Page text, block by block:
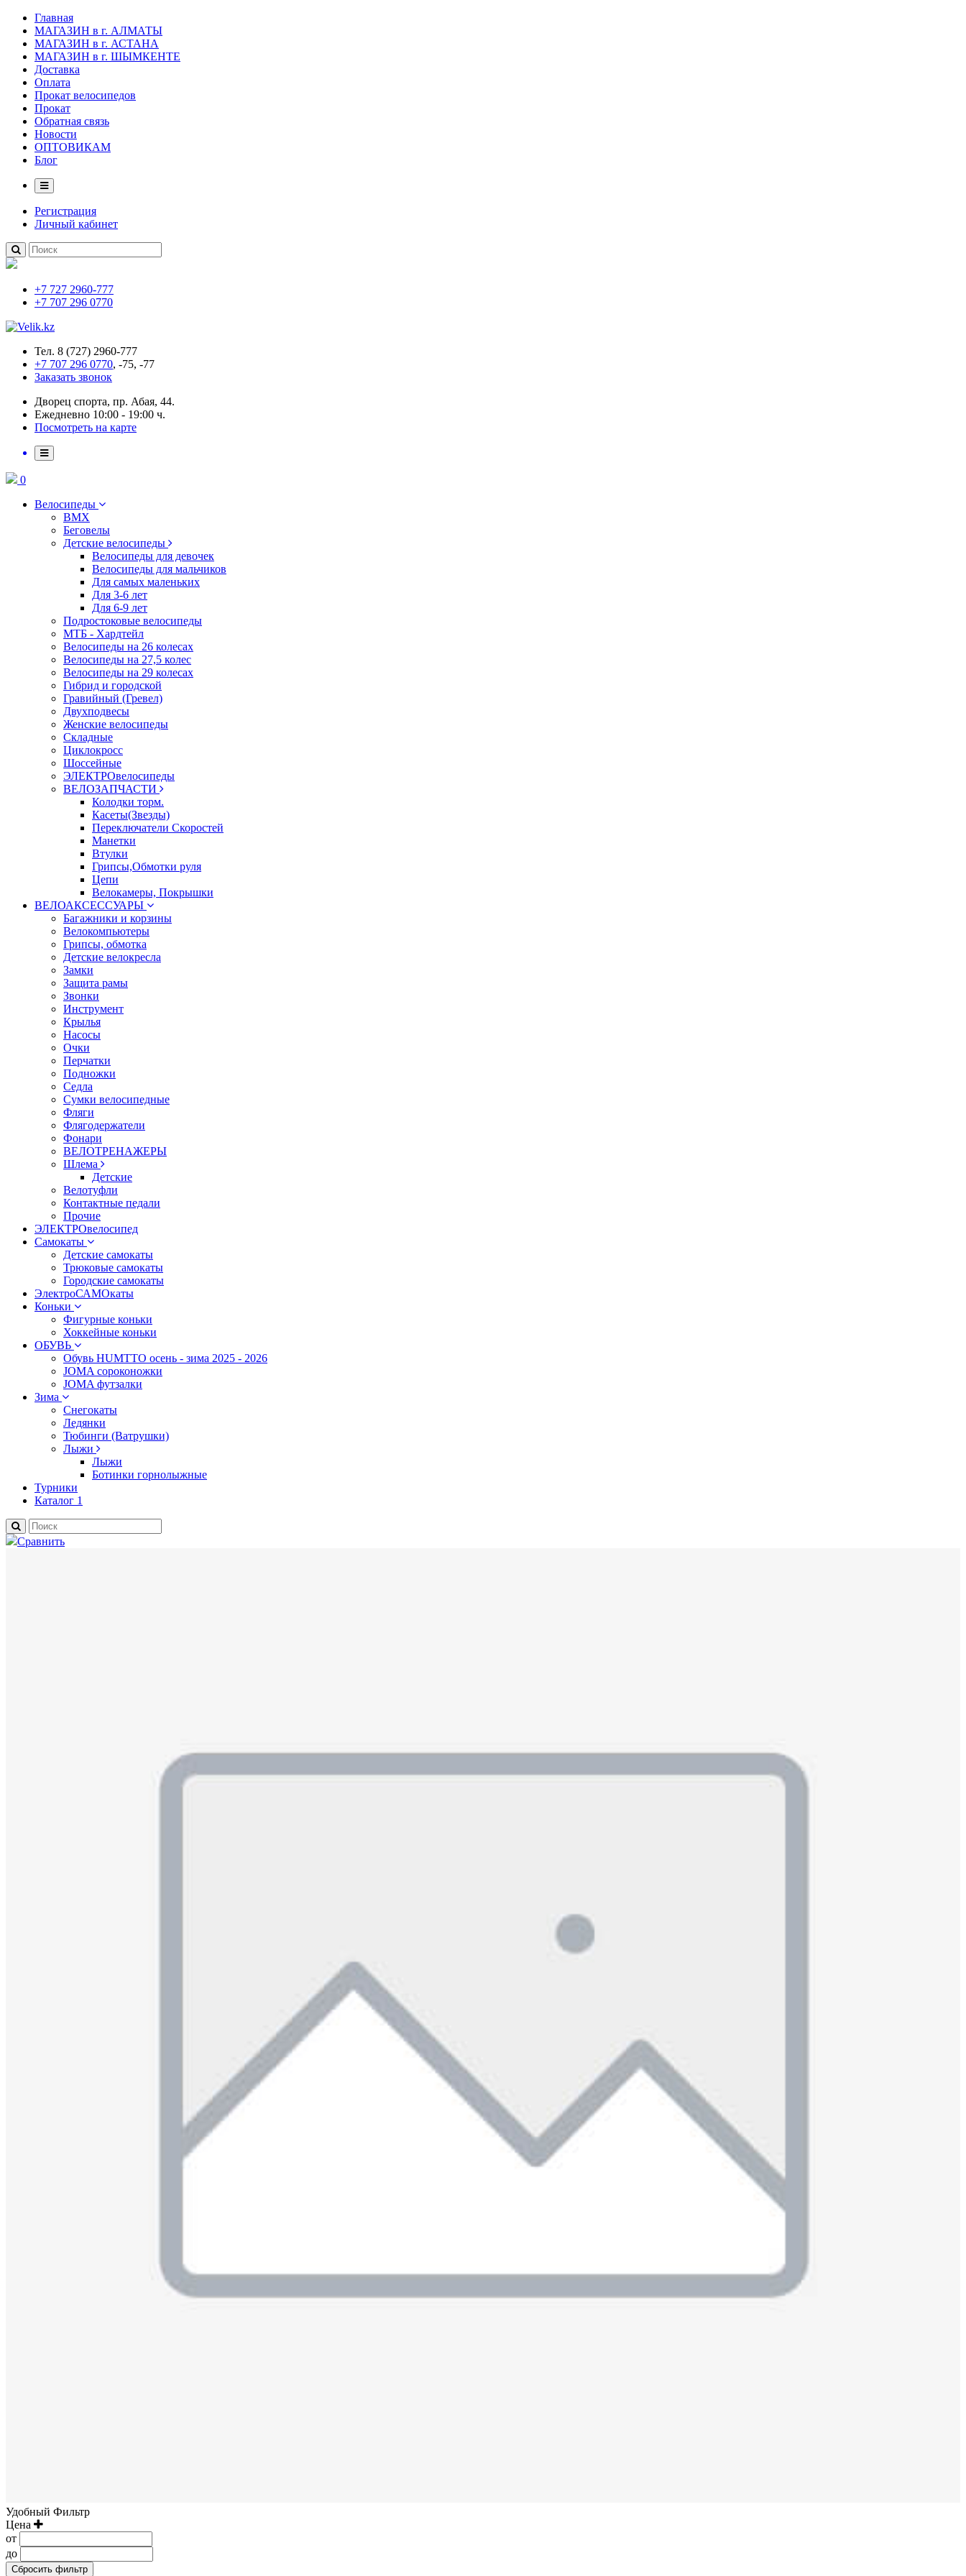
Главная
МАГАЗИН в г. АЛМАТЫ
МАГАЗИН в г. АСТАНА
МАГАЗИН в г. ШЫМКЕНТЕ
Доставка
Оплата
Прокат велосипедов
Прокат
Обратная связь
Новости
ОПТОВИКАМ
Блог
Регистрация
Личный кабинет
+7 727 2960-777
+7 707 296 0770
Тел. 8 (727) 2960-777
+7 707 296 0770, -75, -77
Заказать звонок
Дворец спорта, пр. Абая, 44.
Ежедневно 10:00 - 19:00 ч.
Посмотреть на карте
0
Велосипеды
BMX
Беговелы
Детские велосипеды
Велосипеды для девочек
Велосипеды для мальчиков
Для самых маленьких
Для 3-6 лет
Для 6-9 лет
Подростоковые велосипеды
МТБ - Хардтейл
Велосипеды на 26 колесах
Велосипеды на 27,5 колес
Велосипеды на 29 колесах
Гибрид и городской
Гравийный (Гревел)
Двухподвесы
Женские велосипеды
Складные
Циклокросс
Шоссейные
ЭЛЕКТРОвелосипеды
ВЕЛОЗАПЧАСТИ
Колодки торм.
Касеты(Звезды)
Переключатели Скоростей
Манетки
Втулки
Грипсы,Обмотки руля
Цепи
Велокамеры, Покрышки
ВЕЛОАКСЕССУАРЫ
Багажники и корзины
Велокомпьютеры
Грипсы, обмотка
Детские велокресла
Замки
Защита рамы
Звонки
Инструмент
Крылья
Насосы
Очки
Перчатки
Подножки
Седла
Сумки велосипедные
Фляги
Флягодержатели
Фонари
ВЕЛОТРЕНАЖЕРЫ
Шлема
Детские
Велотуфли
Контактные педали
Прочие
ЭЛЕКТРОвелосипед
Самокаты
Детские самокаты
Трюковые самокаты
Городские самокаты
ЭлектроСАМОкаты
Коньки
Фигурные коньки
Хоккейные коньки
ОБУВЬ
Обувь HUMTTO осень - зима 2025 - 2026
JOMA сороконожки
JOMA футзалки
Зима
Снегокаты
Ледянки
Тюбинги (Ватрушки)
Лыжи
Лыжи
Ботинки горнолыжные
Турники
Каталог 1
Сравнить
Удобный Фильтр
Цена
от
до